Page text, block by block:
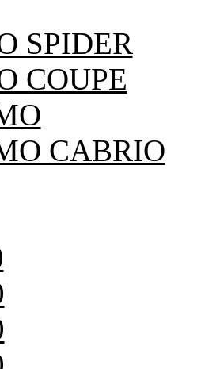
SPIDER
COUPE
CABRIO